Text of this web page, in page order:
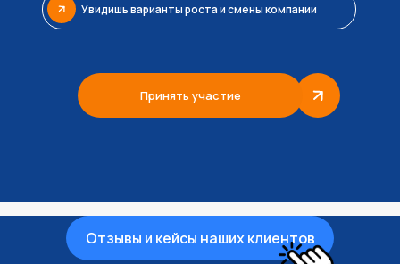
Принять участие
Увидишь варианты роста и смены компании
Отзывы и кейсы наших клиентов